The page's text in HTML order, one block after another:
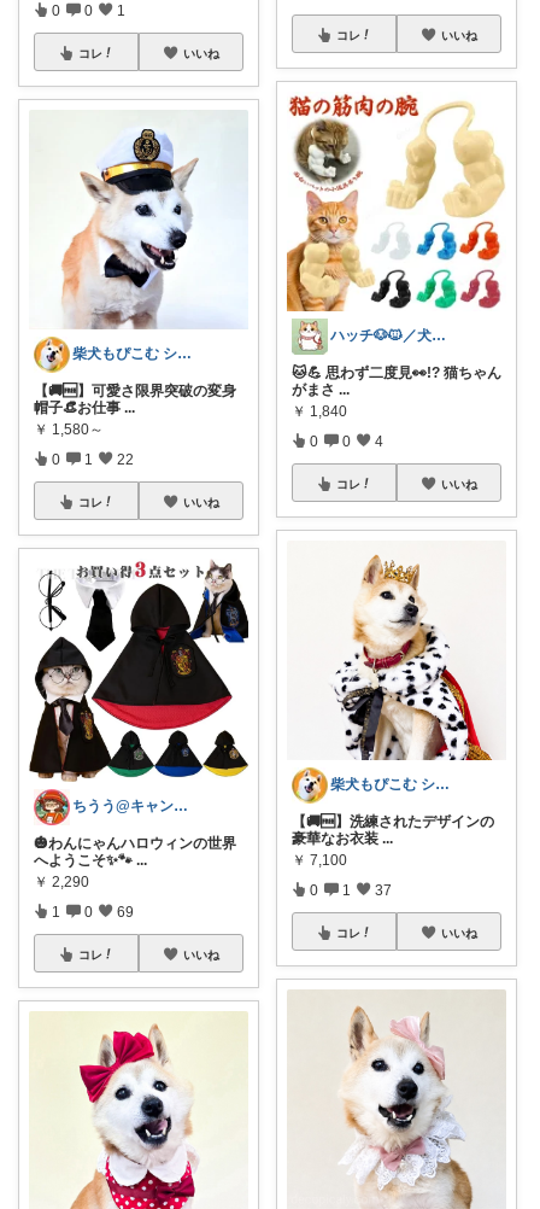
0 0 1
コレ いいね
柴犬もぴこむ シニア犬との素敵な暮らし
【🚚🆓️】可愛さ限界突破の変身
帽子👒お仕事 ...
￥ 1,580～
0 1 22
コレ いいね
ちうう@キャンプとネコ様が好きです
🎃わんにゃんハロウィンの世界
へようこそ✨🐾 ...
￥ 2,290
1 0 69
コレ いいね
コレ いいね
ハッチ🐶🐱／犬猫グッズroom
🐱💪 思わず二度見👀!? 猫ちゃん
がまさ ...
￥ 1,840
0 0 4
コレ いいね
柴犬もぴこむ シニア犬との素敵な暮らし
【🚚🆓️】洗練されたデザインの
豪華なお衣装 ...
￥ 7,100
0 1 37
コレ いいね